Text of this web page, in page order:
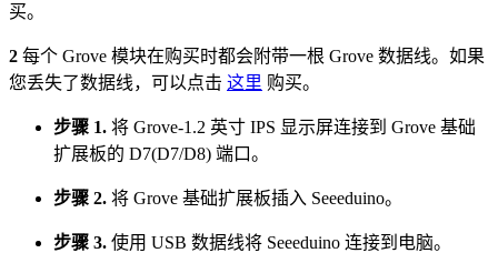
买。
2 每个 Grove 模块在购买时都会附带一根 Grove 数据线。如果
您丢失了数据线，可以点击 这里 购买。
步骤 1. 将 Grove-1.2 英寸 IPS 显示屏连接到 Grove 基础
扩展板的 D7(D7/D8) 端口。
步骤 2. 将 Grove 基础扩展板插入 Seeeduino。
步骤 3. 使用 USB 数据线将 Seeeduino 连接到电脑。